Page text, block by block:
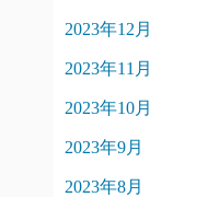
2023年12月
2023年11月
2023年10月
2023年9月
2023年8月